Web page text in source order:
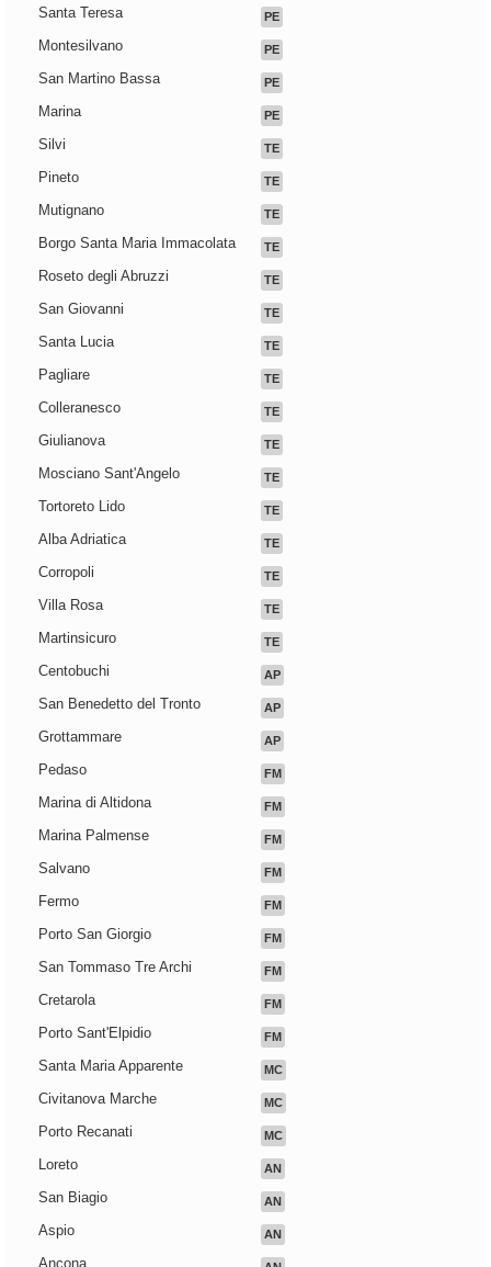
Santa Teresa PE
Montesilvano PE
San Martino Bassa PE
Marina PE
Silvi TE
Pineto TE
Mutignano TE
Borgo Santa Maria Immacolata TE
Roseto degli Abruzzi TE
San Giovanni TE
Santa Lucia TE
Pagliare TE
Colleranesco TE
Giulianova TE
Mosciano Sant'Angelo TE
Tortoreto Lido TE
Alba Adriatica TE
Corropoli TE
Villa Rosa TE
Martinsicuro TE
Centobuchi AP
San Benedetto del Tronto AP
Grottammare AP
Pedaso FM
Marina di Altidona FM
Marina Palmense FM
Salvano FM
Fermo FM
Porto San Giorgio FM
San Tommaso Tre Archi FM
Cretarola FM
Porto Sant'Elpidio FM
Santa Maria Apparente MC
Civitanova Marche MC
Porto Recanati MC
Loreto AN
San Biagio AN
Aspio AN
Ancona